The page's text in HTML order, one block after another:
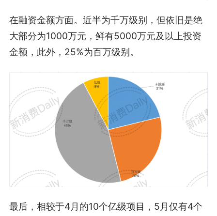
在融资金额方面。近半为千万级别，但依旧是绝
大部分为1000万元，鲜有5000万元及以上投资
金额，此外，25%为百万级别。
最后，相较于4月的10个亿级项目，5月仅有4个